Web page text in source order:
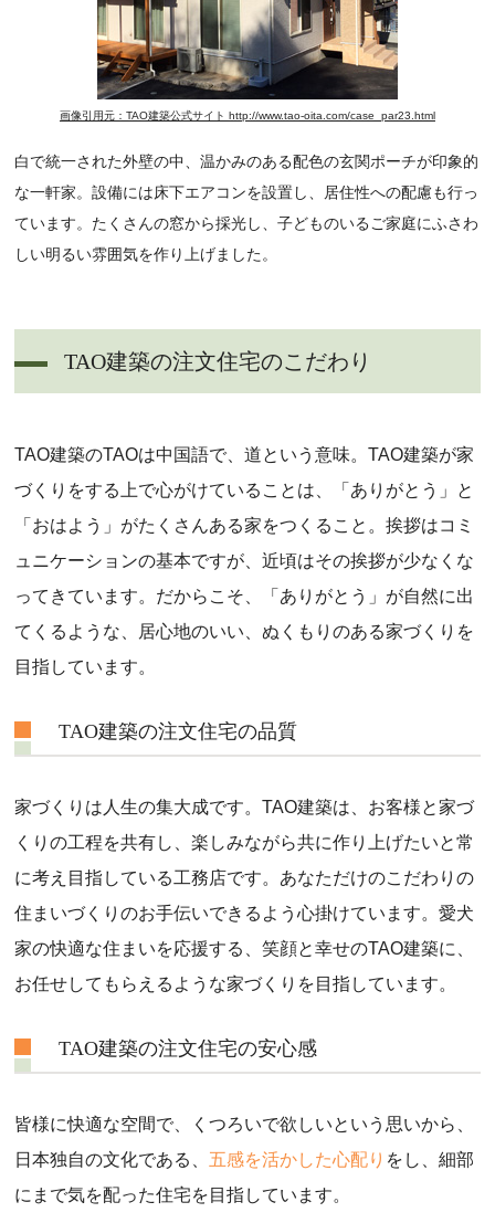
画像引用元：TAO建築公式サイト http://www.tao-oita.com/case_par23.html
白で統一された外壁の中、温かみのある配色の玄関ポーチが印象的
な一軒家。設備には床下エアコンを設置し、居住性への配慮も行っ
ています。たくさんの窓から採光し、子どものいるご家庭にふさわ
しい明るい雰囲気を作り上げました。
TAO建築の注文住宅のこだわり
TAO建築のTAOは中国語で、道という意味。TAO建築が家
づくりをする上で心がけていることは、「ありがとう」と
「おはよう」がたくさんある家をつくること。挨拶はコミ
ュニケーションの基本ですが、近頃はその挨拶が少なくな
ってきています。だからこそ、「ありがとう」が自然に出
てくるような、居心地のいい、ぬくもりのある家づくりを
目指しています。
TAO建築の注文住宅の品質
家づくりは人生の集大成です。TAO建築は、お客様と家づ
くりの工程を共有し、楽しみながら共に作り上げたいと常
に考え目指している工務店です。あなただけのこだわりの
住まいづくりのお手伝いできるよう心掛けています。愛犬
家の快適な住まいを応援する、笑顔と幸せのTAO建築に、
お任せしてもらえるような家づくりを目指しています。
TAO建築の注文住宅の安心感
皆様に快適な空間で、くつろいで欲しいという思いから、
日本独自の文化である、 五感を活かした心配り をし、細部
にまで気を配った住宅を目指しています。